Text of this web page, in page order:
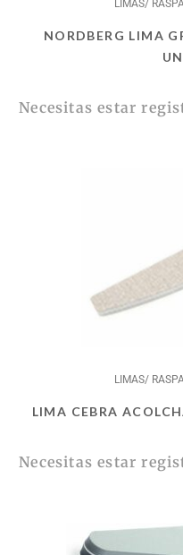
LIMAS/
NORDBERG LIMA
Necesitas estar
LIMAS/
LIMA CEBRA
Necesitas estar